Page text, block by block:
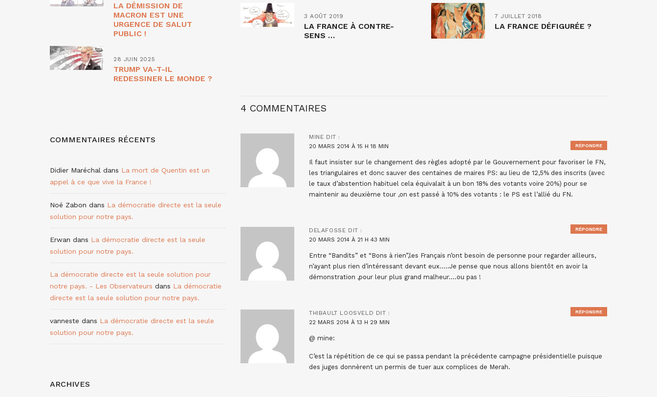
3 AOÛT 2019
LA FRANCE À CONTRE-
SENS …
7 JUILLET 2018
LA FRANCE DÉFIGURÉE ?
4 COMMENTAIRES
MINE DIT :
20 MARS 2014 À 15 H 18 MIN
Il faut insister sur le changement des règles adopté par le Gouvernement pour favoriser le FN,
les triangulaires et donc sauver des centaines de maires PS: au lieu de 12,5% des inscrits (avec
le taux d’abstention habituel cela équivalait à un bon 18% des votants voire 20%) pour se
maintenir au deuxième tour ,on est passé à 10% des votants : le PS est l’allié du FN.
RÉPONDRE
DELAFOSSE DIT :
20 MARS 2014 À 21 H 43 MIN
Entre “Bandits” et “Bons à rien”,les Français n’ont besoin de personne pour regarder ailleurs,
n’ayant plus rien d’intéressant devant eux…..Je pense que nous allons bientôt en avoir la
démonstration ,pour leur plus grand malheur….ou pas !
RÉPONDRE
THIBAULT LOOSVELD DIT :
22 MARS 2014 À 13 H 29 MIN
@ mine:
C’est la répétition de ce qui se passa pendant la précédente campagne présidentielle puisque
des juges donnèrent un permis de tuer aux complices de Merah.
RÉPONDRE
LA DÉMISSION DE
MACRON EST UNE
URGENCE DE SALUT
PUBLIC !
28 JUIN 2025
TRUMP VA-T-IL
REDESSINER LE MONDE ?
COMMENTAIRES RÉCENTS
Didier Maréchal dans La mort de Quentin est un
appel à ce que vive la France !
Noé Zabon dans La démocratie directe est la seule
solution pour notre pays.
Erwan dans La démocratie directe est la seule
solution pour notre pays.
La démocratie directe est la seule solution pour
notre pays. - Les Observateurs dans La démocratie
directe est la seule solution pour notre pays.
vanneste dans La démocratie directe est la seule
solution pour notre pays.
ARCHIVES